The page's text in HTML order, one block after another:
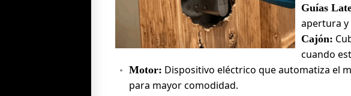
Guías
apertura y
Cajón:
cuando
Motor: Dispositivo eléctrico que automatiza el
para mayor comodidad.